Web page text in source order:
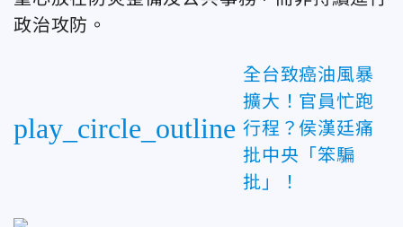
政治攻防。
play_circle_outline
全台致癌油風暴
擴大！官員忙跑
行程？侯漢廷痛
批中央「笨騙
批」！